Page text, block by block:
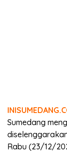
Sumedang
Rabu (23/12/